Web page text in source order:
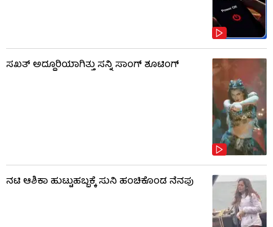
ಸಖತ್ ಅದ್ದೂರಿಯಾಗಿತ್ತು ಸನ್ನಿ ಸಾಂಗ್ ಶೂಟಿಂಗ್
ನಟಿ ಆಶಿಕಾ ಹುಟ್ಟುಹಬ್ಬಕ್ಕೆ ಸುನಿ ಹಂಚಿಕೊಂಡ ನೆನಪು